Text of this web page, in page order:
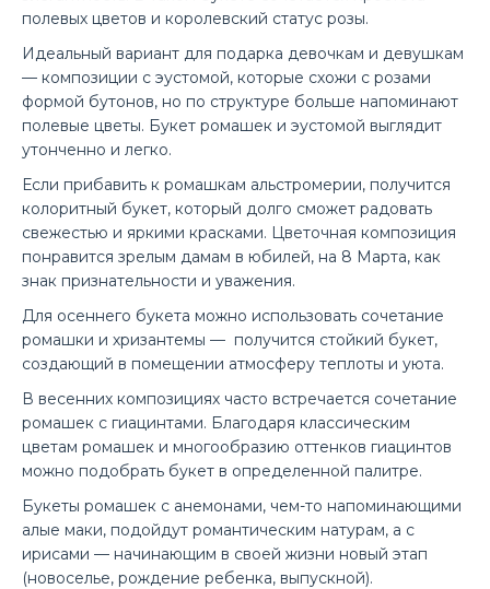
Букет «Ромашковая полянка»
21 159 ₽
полевых цветов и королевский статус розы.
Идеальный вариант для подарка девочкам и девушкам
— композиции с эустомой, которые схожи с розами
формой бутонов, но по структуре больше напоминают
полевые цветы. Букет ромашек и эустомой выглядит
утонченно и легко.
Если прибавить к ромашкам альстромерии, получится
колоритный букет, который долго сможет радовать
свежестью и яркими красками. Цветочная композиция
понравится зрелым дамам в юбилей, на 8 Марта, как
знак признательности и уважения.
Для осеннего букета можно использовать сочетание
ромашки и хризантемы — получится стойкий букет,
создающий в помещении атмосферу теплоты и уюта.
В весенних композициях часто встречается сочетание
ромашек с гиацинтами. Благодаря классическим
цветам ромашек и многообразию оттенков гиацинтов
можно подобрать букет в определенной палитре.
Букеты ромашек с анемонами, чем-то напоминающими
алые маки, подойдут романтическим натурам, а с
ирисами — начинающим в своей жизни новый этап
(новоселье, рождение ребенка, выпускной).